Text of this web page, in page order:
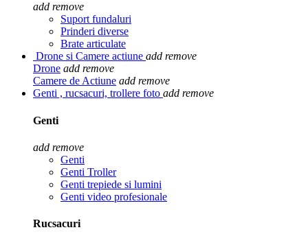
add remove
Suport fundaluri
Prinderi diverse
Brate articulate
Drone si Camere actiune add remove
Drone add remove
Camere de Actiune add remove
Genti , rucsacuri, trollere foto add remove
Genti
add remove
Genti
Genti Troller
Genti trepiede si lumini
Genti video profesionale
Rucsacuri